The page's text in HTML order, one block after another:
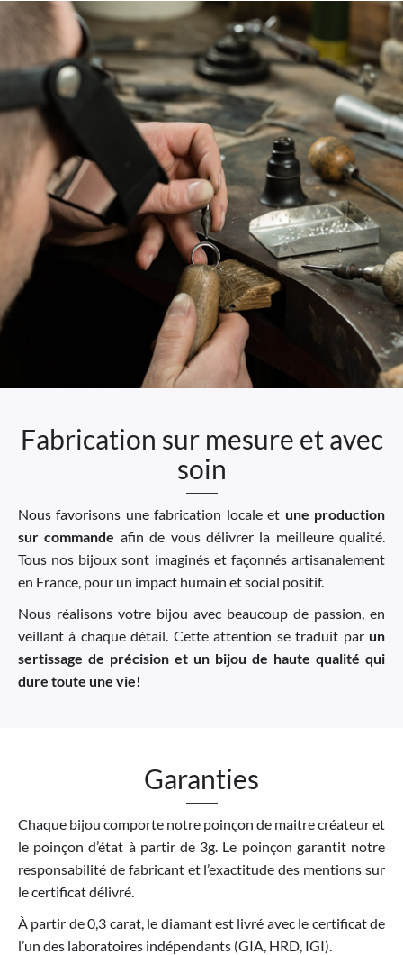
Fabrication sur mesure et avec
soin
Nous favorisons une fabrication locale et une production
sur commande afin de vous délivrer la meilleure qualité.
Tous nos bijoux sont imaginés et façonnés artisanalement
en France, pour un impact humain et social positif.
Nous réalisons votre bijou avec beaucoup de passion, en
veillant à chaque détail. Cette attention se traduit par un
sertissage de précision et un bijou de haute qualité qui
dure toute une vie!
Garanties
Chaque bijou comporte notre poinçon de maitre créateur et
le poinçon d’état à partir de 3g. Le poinçon garantit notre
responsabilité de fabricant et l’exactitude des mentions sur
le certificat délivré.
À partir de 0,3 carat, le diamant est livré avec le certificat de
l’un des laboratoires indépendants (GIA, HRD, IGI).